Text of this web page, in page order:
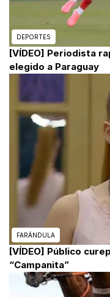
DEPORTES
[VÍDEO] Periodista
elegido a Paraguay
FARÁNDULA
[VÍDEO] Público
“Campanita”